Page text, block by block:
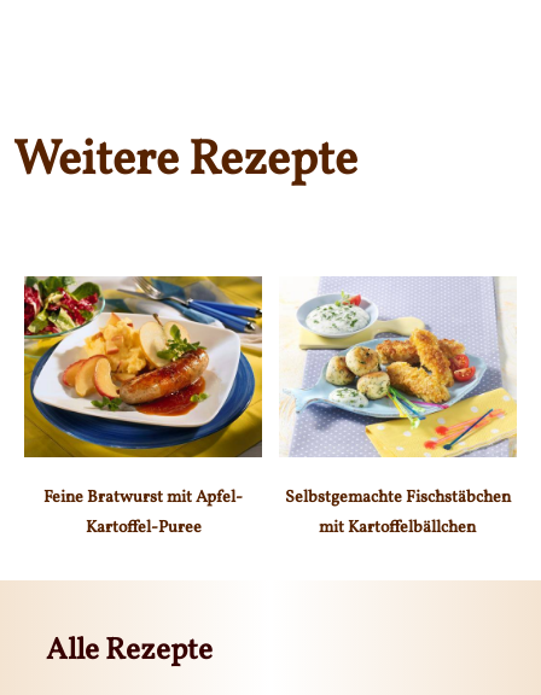
Weitere Rezepte
Feine Bratwurst mit Apfel-
Kartoffel-Puree
Selbstgemachte Fischstäbchen
mit Kartoffelbällchen
Alle Rezepte